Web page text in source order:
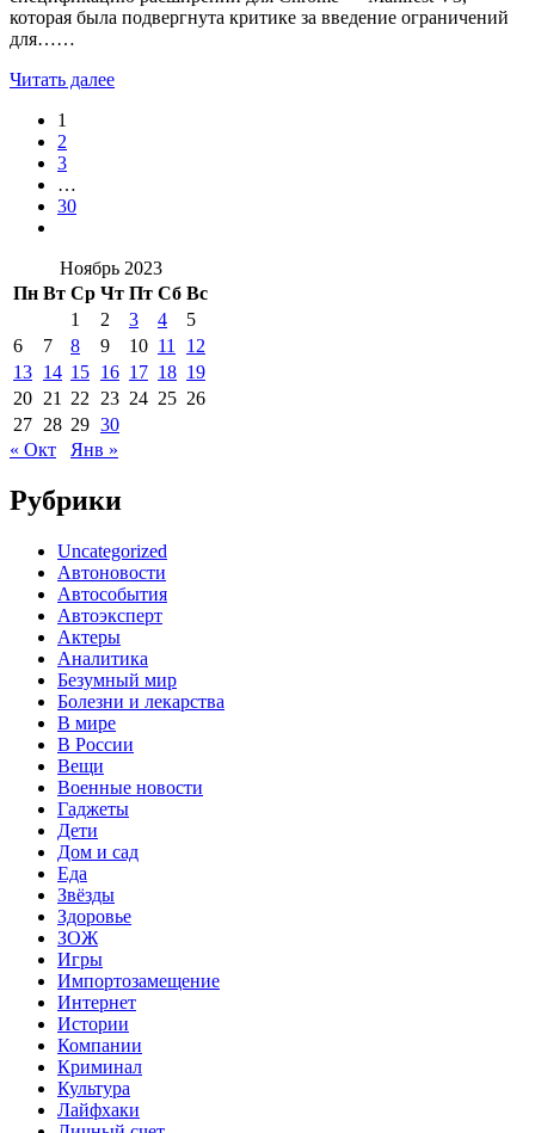
которая была подвергнута критике за введение ограничений
для……
Читать далее
1
2
3
…
30
Ноябрь 2023
Пн Вт Ср Чт Пт Сб Вс
1
2 3 4
5
6
7 8 9 10 11
12
13 14 15 16 17 18 19
20 21 22 23 24 25 26
27 28 29 30
« Окт
Янв »
Рубрики
Uncategorized
Автоновости
Автособытия
Автоэксперт
Актеры
Аналитика
Безумный мир
Болезни и лекарства
В мире
В России
Вещи
Военные новости
Гаджеты
Дети
Дом и сад
Еда
Звёзды
Здоровье
ЗОЖ
Игры
Импортозамещение
Интернет
Истории
Компании
Криминал
Культура
Лайфхаки